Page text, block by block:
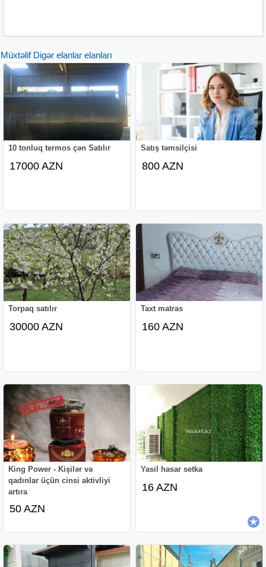
Müxtəlif Digər elanlar elanları
10 tonluq termos çən Satılır
17000 AZN
Satış təmsilçisi
800 AZN
Torpaq satılır
30000 AZN
Taxt matras
160 AZN
King Power - Kişilər və
qadınlar üçün cinsi aktivliyi
artıra
50 AZN
Yasil hasar setka
16 AZN